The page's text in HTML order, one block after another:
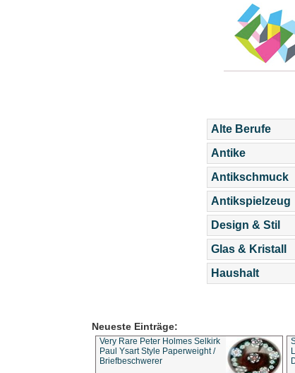
Alte Berufe
Antike
Antikschmuck
Antikspielzeug
Design & Stil
Glas & Kristall
Haushalt
Neueste Einträge:
Very Rare Peter Holmes Selkirk
Paul Ysart Style Paperweight /
Briefbeschwerer